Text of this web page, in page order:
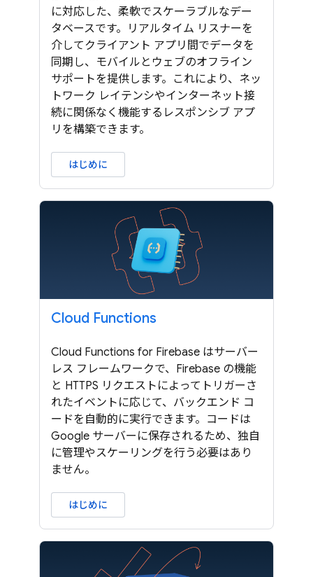
に対応した、柔軟でスケーラブルなデー
タベースです。リアルタイム リスナーを
介してクライアント アプリ間でデータを
同期し、モバイルとウェブのオフライン
サポートを提供します。これにより、ネッ
トワーク レイテンシやインターネット接
続に関係なく機能するレスポンシブ アプ
リを構築できます。
はじめに
Cloud Functions
Cloud Functions for Firebase はサーバー
レス フレームワークで、Firebase の機能
と HTTPS リクエストによってトリガーさ
れたイベントに応じて、バックエンド コ
ードを自動的に実行できます。コードは
Google サーバーに保存されるため、独自
に管理やスケーリングを行う必要はあり
ません。
はじめに